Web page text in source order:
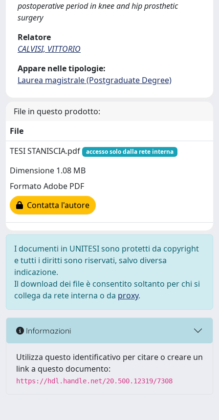
postoperative period in knee and hip prosthetic
surgery
Relatore
CALVISI, VITTORIO
Appare nelle tipologie:
Laurea magistrale (Postgraduate Degree)
File in questo prodotto:
File
TESI STANISCIA.pdf
accesso solo dalla rete interna
Dimensione 1.08 MB
Formato Adobe PDF
Contatta l'autore
I documenti in UNITESI sono protetti da copyright
e tutti i diritti sono riservati, salvo diversa
indicazione.
Il download dei file è consentito soltanto per chi si
collega da rete interna o da proxy.
Informazioni
Utilizza questo identificativo per citare o creare un
link a questo documento:
https://hdl.handle.net/20.500.12319/7308